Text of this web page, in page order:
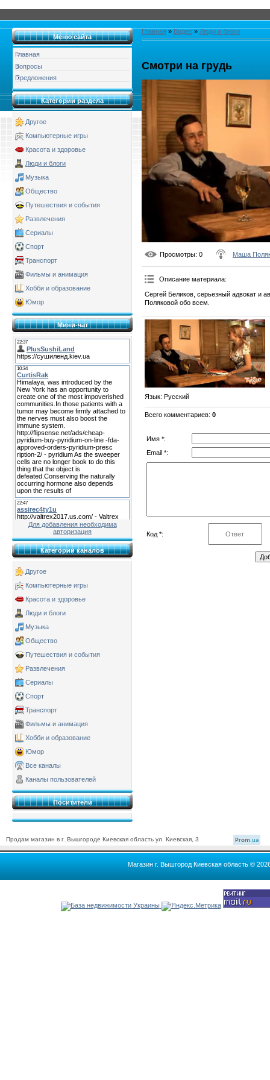
Меню сайта
Главная
Вопросы
Предложения
Категории раздела
Другое
Компьютерные игры
Красота и здоровье
Люди и блоги
Музыка
Общество
Путешествия и события
Развлечения
Сериалы
Спорт
Транспорт
Фильмы и анимация
Хобби и образование
Юмор
Мини-чат
Для добавления необходима
авторизация
Категории каналов
Другое
Компьютерные игры
Красота и здоровье
Люди и блоги
Музыка
Общество
Путешествия и события
Развлечения
Сериалы
Спорт
Транспорт
Фильмы и анимация
Хобби и образование
Юмор
Все каналы
Каналы пользователей
Поситители
Главная » Видео » Люди и блоги
Смотри на грудь
Просмотры: 0 Маша
Описание материала:
Сергей Беликов, серьезный адвокат и
Поляковой обо всем.
Язык: Русский
Всего комментариев: 0
Имя *:
Email *:
Код *:
Продам магазин в г. Вышгороде Киевская область ул. Киевская, 3 Prom.ua
Магазин г. Вышгород Киевская область ©